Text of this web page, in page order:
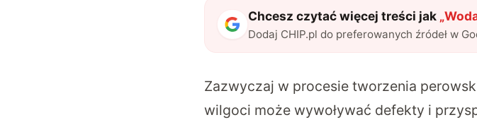
Chcesz czytać więcej treści jak „
Dodaj CHIP.pl do preferowanych źródeł w
Zazwyczaj w procesie tworzenia
wilgoci może wywoływać defekty i